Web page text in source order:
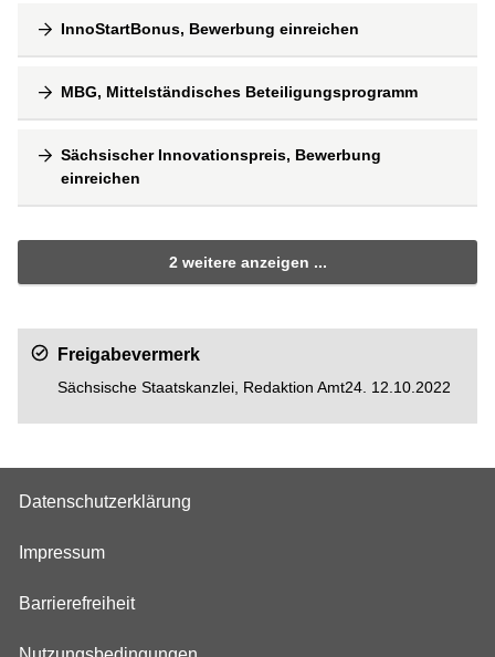
InnoStartBonus, Bewerbung einreichen
MBG, Mittelständisches Beteiligungsprogramm
Sächsischer Innovationspreis, Bewerbung
einreichen
2 weitere anzeigen ...
Freigabevermerk
Sächsische Staatskanzlei, Redaktion Amt24. 12.10.2022
Datenschutzerklärung
Impressum
Barrierefreiheit